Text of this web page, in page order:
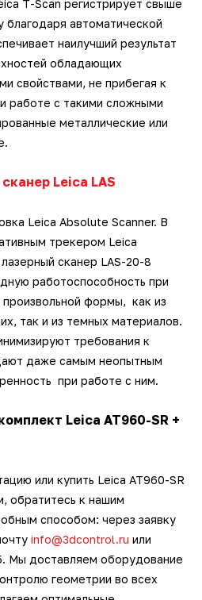
T-Scan регистрирует свыше
благодаря автоматической
наилучший результат
обладающих
свойствами, не прибегая к
работе с такими сложными
металлические или
Leica LAS
Leica Absolute Scanner. В
трекером Leica
сканер LAS-20-8
работоспособность при
формы, как из
так и из темных материалов.
требования к
даже самым неопытным
при работе с ним.
Leica AT960-SR +
или купить Leica AT960-SR
обратитесь к нашим
способом: через заявку
info@3dcontrol.ru или
Мы доставляем оборудование
геометрии во всех